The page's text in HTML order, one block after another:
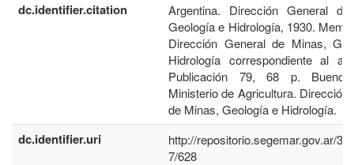
dc.identifier.citation
Argentina. Dirección General
Geología e Hidrología, 1930.
Dirección General de Minas,
Hidrología correspondiente al
Publicación 79, 68 p.
Ministerio de Agricultura. Dirección
de Minas, Geología e Hidrología.
dc.identifier.uri
http://repositorio.segemar.gov.ar/
7/628